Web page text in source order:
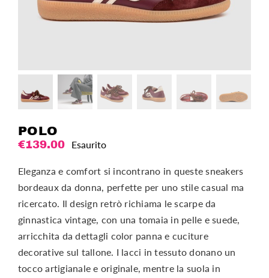
POLO
€139.00 Esaurito
Eleganza e comfort si incontrano in queste sneakers
bordeaux da donna, perfette per uno stile casual ma
ricercato. Il design retrò richiama le scarpe da
ginnastica vintage, con una tomaia in pelle e suede,
arricchita da dettagli color panna e cuciture
decorative sul tallone. I lacci in tessuto donano un
tocco artigianale e originale, mentre la suola in